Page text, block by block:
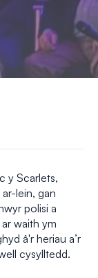
y Scarlets,
lein, gan
polisi a
waith ym
â'r heriau a’r
cysylltedd.